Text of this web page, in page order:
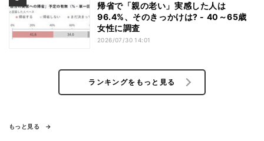
帰省で「親の老い」実感した人は
96.4%、そのきっかけは? - 40～65歳
女性に調査
2026/07/30 14:01
ランキングをもっと見る
もっと見る